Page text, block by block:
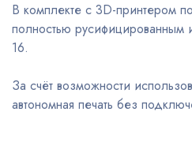
В комплекте с 3D-принтером
полностью русифицированным
16.
За счёт возможности
автономная печать без